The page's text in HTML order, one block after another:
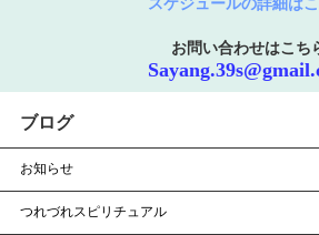
お問い合わせはこち
ブログ
お知らせ
つれづれスピリチュアル